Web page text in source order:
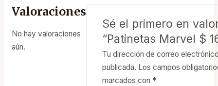
Valoraciones
No hay valoraciones
aún.
Sé el primero en
“Patinetas Marvel $
Tu dirección de correo
publicada. Los campos
marcados con *